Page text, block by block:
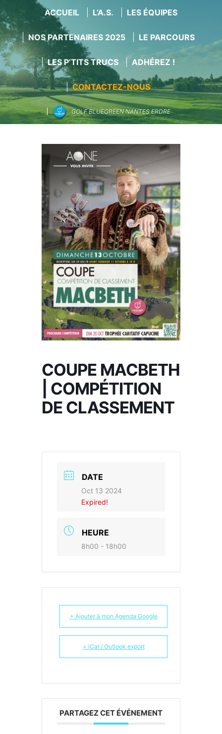
ACCUEIL L’A.S. LES ÉQUIPES
NOS PARTENAIRES 2025 LE PARCOURS
LES P’TITS TRUCS ADHÉREZ !
CONTACTEZ-NOUS
GOLF BLUEGREEN NANTES ERDRE
COUPE MACBETH
| COMPÉTITION
DE CLASSEMENT
DATE
Oct 13 2024
Expired!
HEURE
8h00 - 18h00
+ Ajouter à mon Agenda Google
+ iCal / Outlook export
PARTAGEZ CET ÉVÉNEMENT